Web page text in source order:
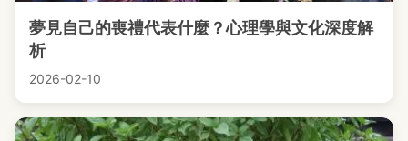
夢見自己的喪禮代表什麼？心理學與文化深度解
析
2026-02-10